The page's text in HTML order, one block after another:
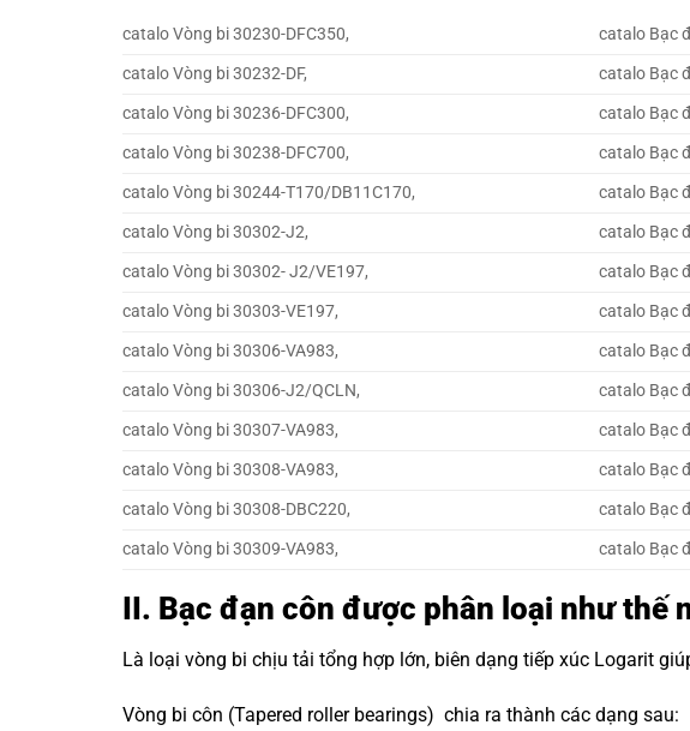
catalo Vòng bi 30230-DFC350, catalo Bạc
catalo Vòng bi 30232-DF,
catalo Bạc
catalo Vòng bi 30236-DFC300,
catalo Bạc
catalo Vòng bi 30238-DFC700,
catalo Bạc
catalo Vòng bi 30244-T170/DB11C170,
catalo Bạc
catalo Vòng bi 30302-J2,
catalo Bạc
catalo Vòng bi 30302- J2/VE197,
catalo Bạc
catalo Vòng bi 30303-VE197,
catalo Bạc
catalo Vòng bi 30306-VA983,
catalo Bạc
catalo Vòng bi 30306-J2/QCLN,
catalo Bạc
catalo Vòng bi 30307-VA983,
catalo Bạc
catalo Vòng bi 30308-VA983,
catalo Bạc
catalo Vòng bi 30308-DBC220,
catalo Bạc
catalo Vòng bi 30309-VA983,
catalo Bạc
II. Bạc đạn côn được phân loại như thế
Là loại vòng bi chịu tải tổng hợp lớn, biên dạng tiếp xúc Logarit
Vòng bi côn (Tapered roller bearings) chia ra thành các dạng sau: